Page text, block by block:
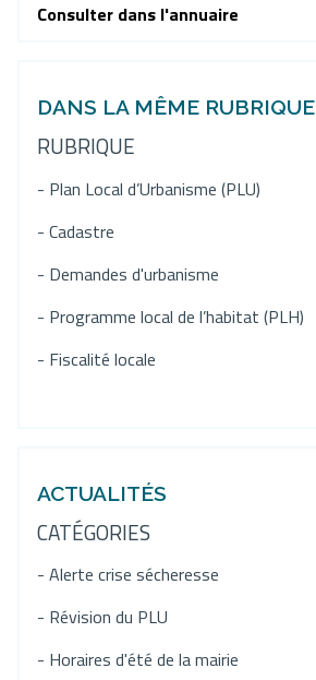
Consulter dans l'annuaire
DANS LA MÊME RUBRIQUE
RUBRIQUE
- Plan Local d’Urbanisme (PLU)
- Cadastre
- Demandes d'urbanisme
- Programme local de l’habitat (PLH)
- Fiscalité locale
ACTUALITÉS
CATÉGORIES
- Alerte crise sécheresse
- Révision du PLU
- Horaires d'été de la mairie